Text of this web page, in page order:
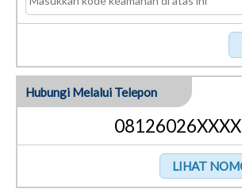
Hubungi Melalui Telepon
08126026XXXX